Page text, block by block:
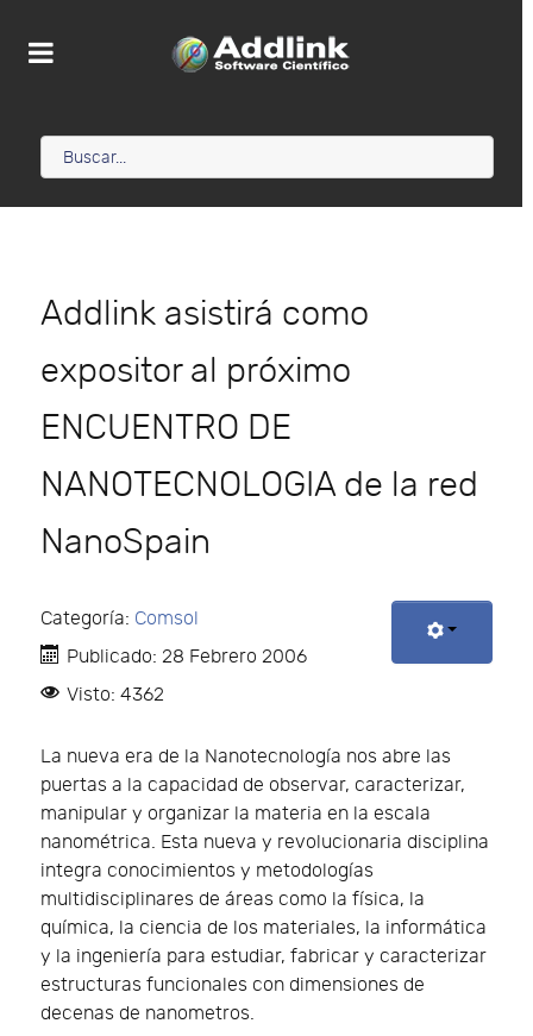
Addlink asistirá como
expositor al próximo
ENCUENTRO DE
NANOTECNOLOGIA de la red
NanoSpain
Categoría: Comsol
Publicado: 28 Febrero 2006
Visto: 4362
La nueva era de la Nanotecnología nos abre las
puertas a la capacidad de observar, caracterizar,
manipular y organizar la materia en la escala
nanométrica. Esta nueva y revolucionaria disciplina
integra conocimientos y metodologías
multidisciplinares de áreas como la física, la
química, la ciencia de los materiales, la informática
y la ingeniería para estudiar, fabricar y caracterizar
estructuras funcionales con dimensiones de
decenas de nanometros.